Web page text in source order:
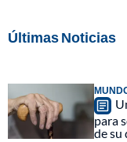
Últimas Noticias
para
de su